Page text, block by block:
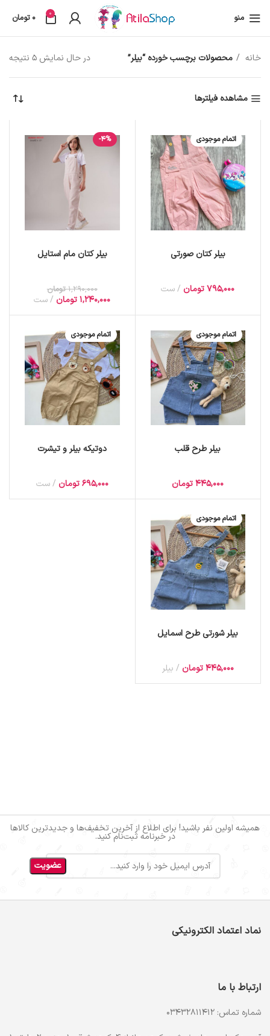
منو 0
0 تومان
خانه محصولات برچسب خورده “بیلر” در حال نمایش 5 نتیجه
مشاهده فیلترها
اتمام موجودی
بیلر کتان صورتی
795,000 تومان ست
-4%
بیلر کتان مام استایل
1,290,000 تومان
1,240,000 تومان ست
اتمام موجودی
بیلر طرح قلب
445,000 تومان
اتمام موجودی
دوتیکه بیلر و تیشرت
695,000 تومان ست
اتمام موجودی
بیلر شورتی طرح اسمایل
445,000 تومان بیلر
همیشه اولین نفر باشید! برای اطلاع از آخرین تخفیف‌ها و جدیدترین کالاها
در خبرنامه ثبت‌نام کنید.
نماد اعتماد الکترونیکی
ارتباط با ما
شماره تماس: 03432811412